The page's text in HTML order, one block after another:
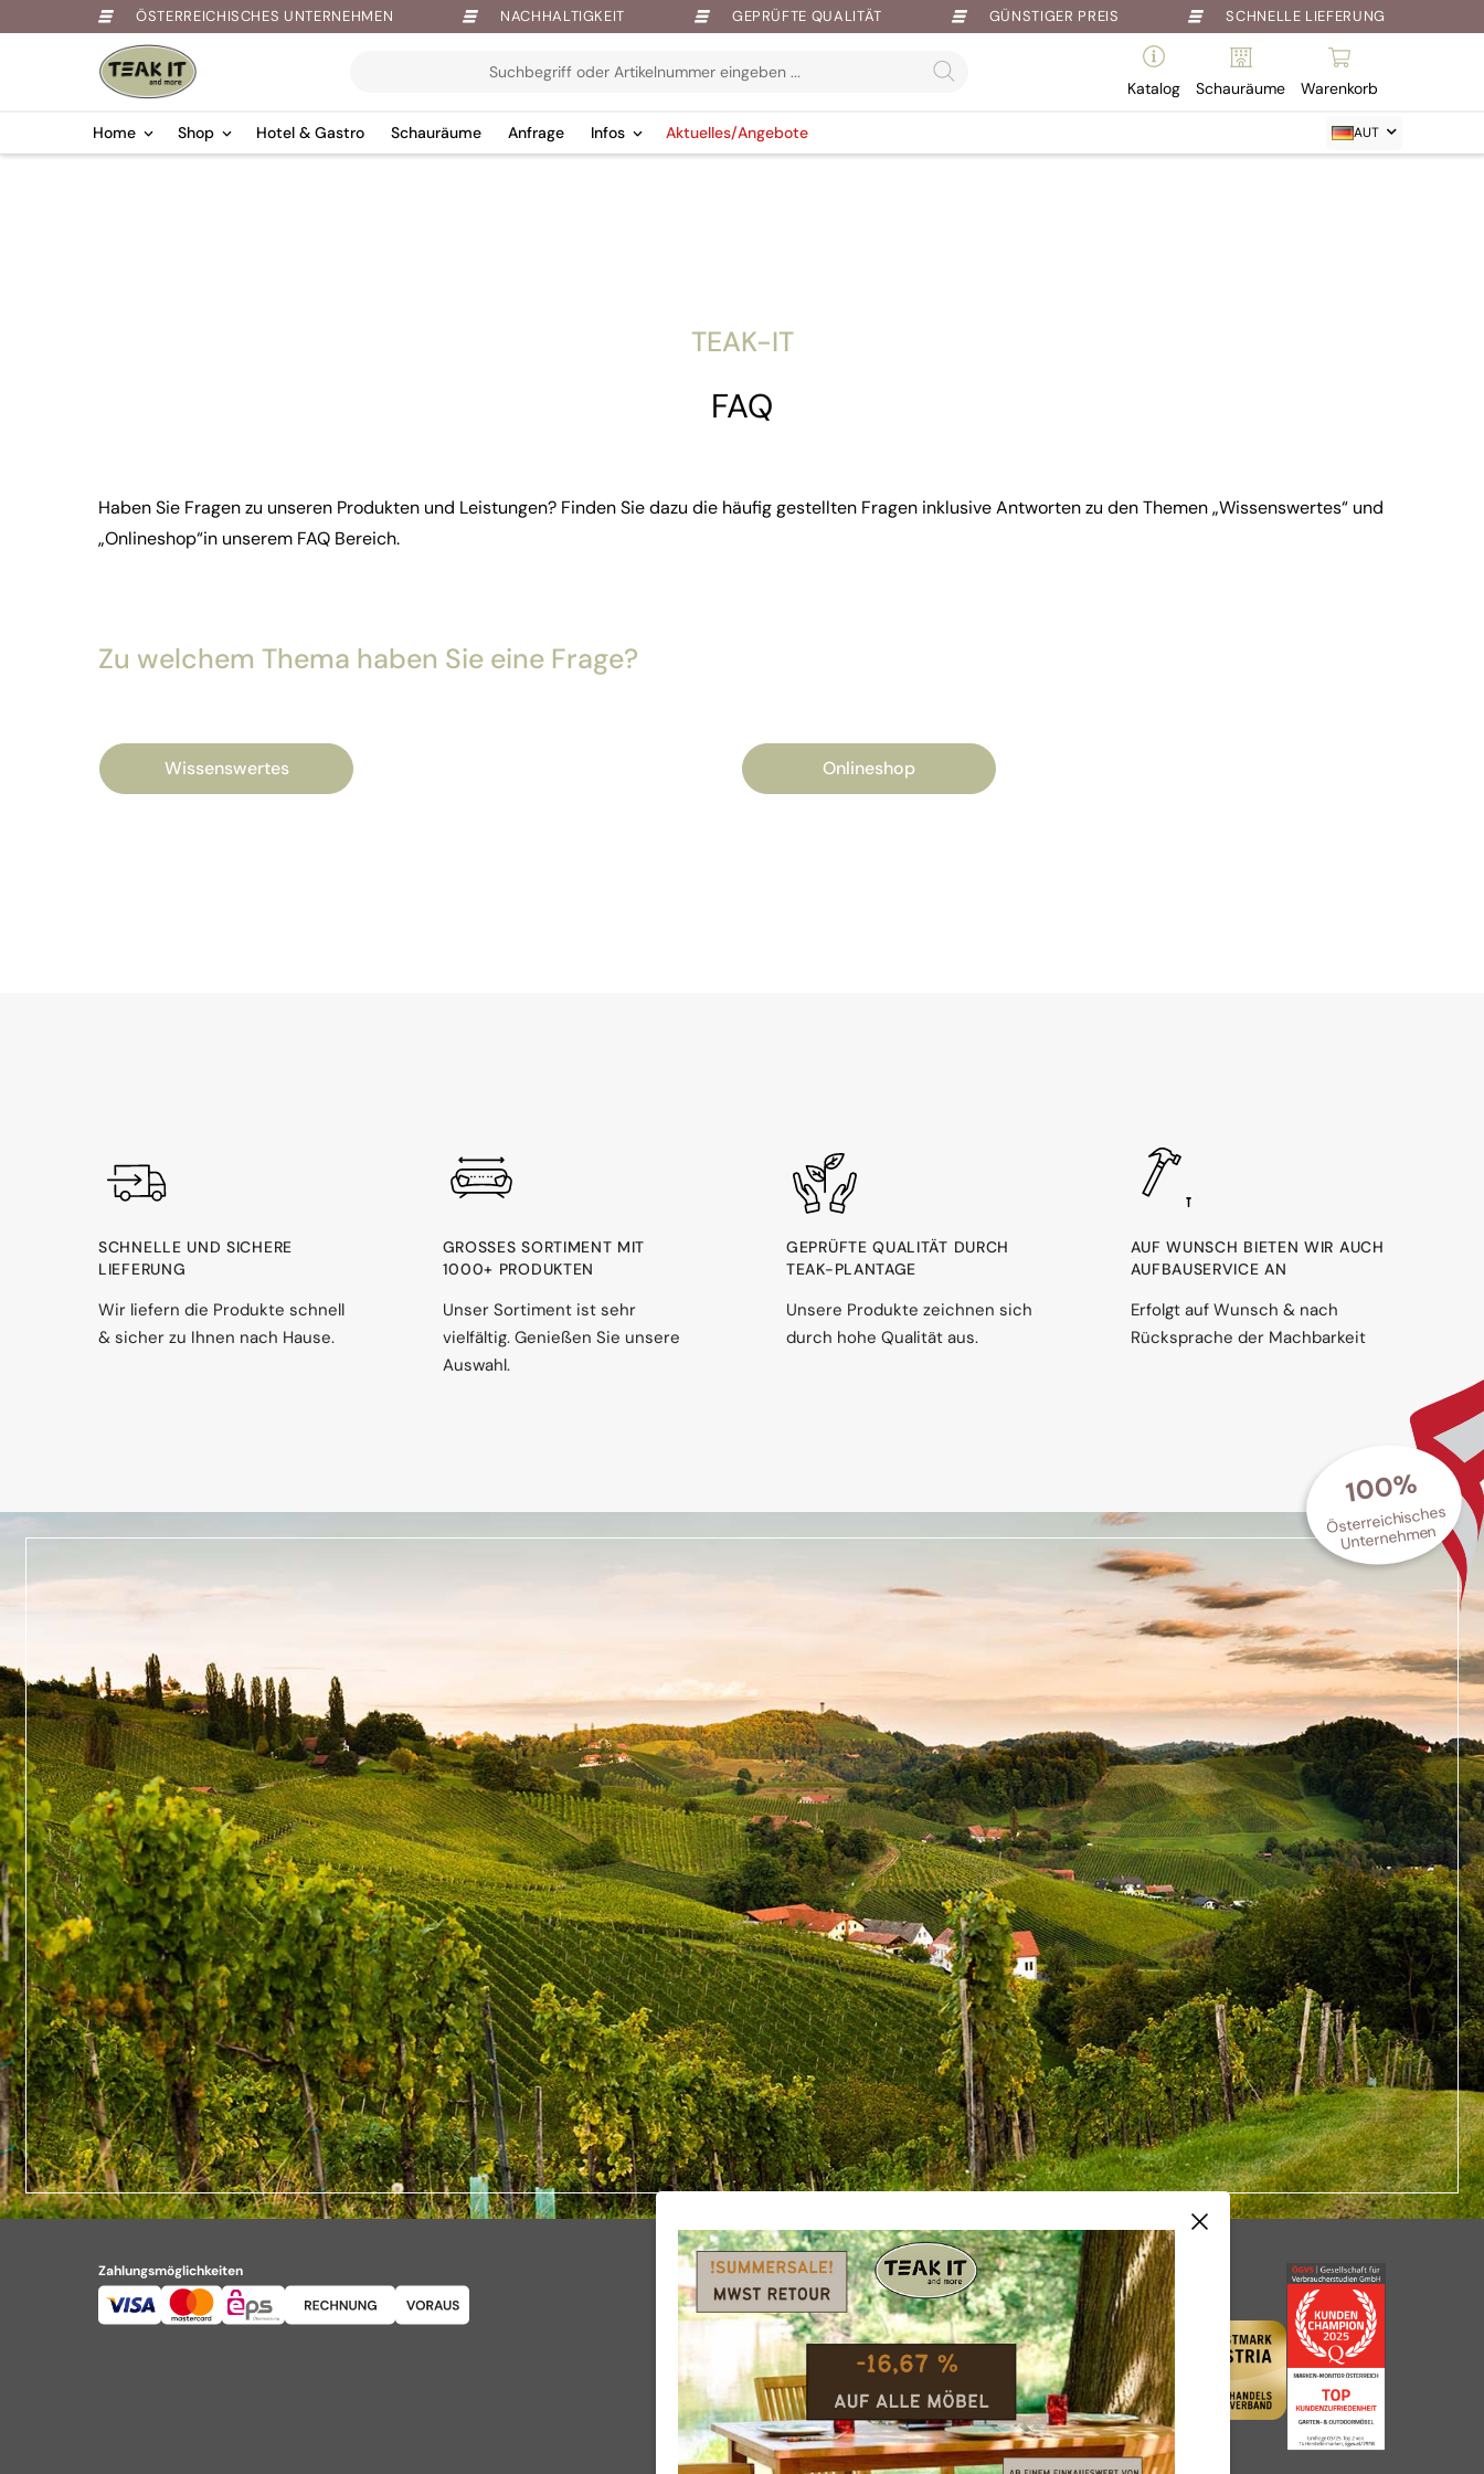
ÖSTERREICHISCHES UNTERNEHMEN NACHHALTIGKEIT GEPRÜFTE QUALITÄT GÜNSTIGER PREIS SCHNELLE LIEFERUNG
Katalog Schauräume Warenkorb
Home Shop Hotel & Gastro Schauräume Anfrage Infos Aktuelles/Angebote AUT
TEAK-IT
FAQ
Haben Sie Fragen zu unseren Produkten und Leistungen? Finden Sie dazu die häufig gestellten Fragen inklusive Antworten zu den Themen „Wissenswertes“ und
„Onlineshop“in unserem FAQ Bereich.
Zu welchem Thema haben Sie eine Frage?
Wissenswertes Onlineshop
SCHNELLE UND SICHERE
LIEFERUNG
Wir liefern die Produkte schnell
& sicher zu Ihnen nach Hause.
GROSSES SORTIMENT MIT 1
000+ PRODUKTEN
Unser Sortiment ist sehr
vielfältig. Genießen Sie unsere
Auswahl.
GEPRÜFTE QUALITÄT DURCH
TEAK-PLANTAGE
Unsere Produkte zeichnen sich
durch hohe Qualität aus.
AUF WUNSCH BIETEN WIR AUCH
AUFBAUSERVICE AN
Erfolgt auf Wunsch & nach
Rücksprache der Machbarkeit
100%
Österreichisches
Unternehmen
Zahlungsmöglichkeiten